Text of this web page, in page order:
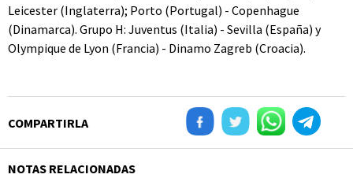
Leicester (Inglaterra); Porto (Portugal) - Copenhague
(Dinamarca). Grupo H: Juventus (Italia) - Sevilla (España) y
Olympique de Lyon (Francia) - Dinamo Zagreb (Croacia).
COMPARTIRLA
NOTAS RELACIONADAS